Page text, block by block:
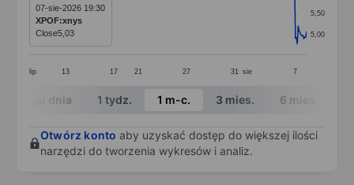
The chart has 1 X axis displaying categories.
The chart has 1 Y axis displaying values. Data
lip 13 17 21 27 31 sie 7
5,00
5,50
07-sie-2026 19:30
XPOF:xnys
Close5,03
End of interactive chart.
W ciągu dnia 1 tydz. 1 m-c. 3 mies. 6 mies.
Otwórz konto aby uzyskać dostęp do większej ilości
narzędzi do tworzenia wykresów i analiz.